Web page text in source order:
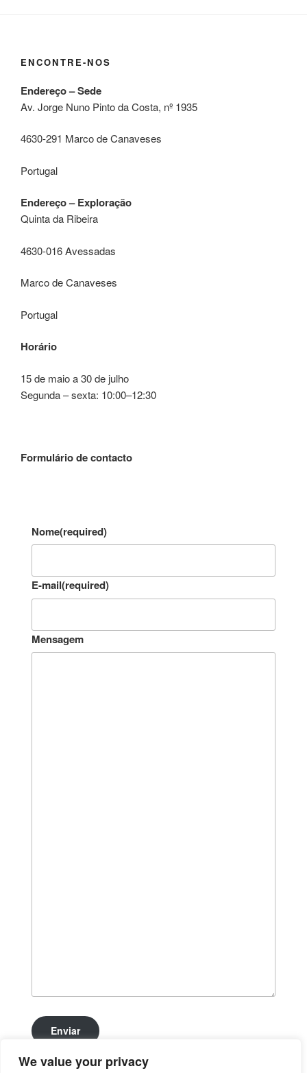
We value your privacy
ENCONTRE-NOS
Endereço – Sede
Av. Jorge Nuno Pinto da Costa, nº 1935
4630-291 Marco de Canaveses
Portugal
Endereço – Exploração
Quinta da Ribeira
4630-016 Avessadas
Marco de Canaveses
Portugal
Horário
15 de maio a 30 de julho
Segunda – sexta: 10:00–12:30
Formulário de contacto
Nome(required)
E-mail(required)
Mensagem
Enviar